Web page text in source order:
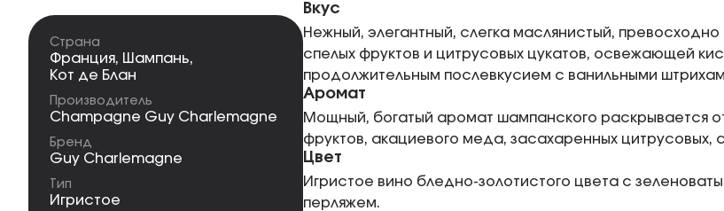
Страна
Франция, Шампань,
Кот де Блан
Производитель
Champagne Guy Charlemagne
Бренд
Guy Charlemagne
Тип
Игристое
Вкус
Нежный, элегантный, слегка маслянистый,
спелых фруктов и цитрусовых цукатов, освежающей
продолжительным послевкусием с ванильными
Аромат
Мощный, богатый аромат шампанского раскрывается
фруктов, акациевого меда, засахаренных цитрусовых,
Цвет
Игристое вино бледно-золотистого цвета с
перляжем.